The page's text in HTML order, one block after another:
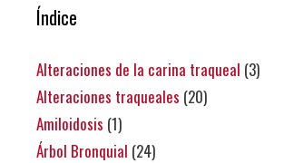
Índice
Alteraciones de la carina traqueal (3)
Alteraciones traqueales (20)
Amiloidosis (1)
Árbol Bronquial (24)